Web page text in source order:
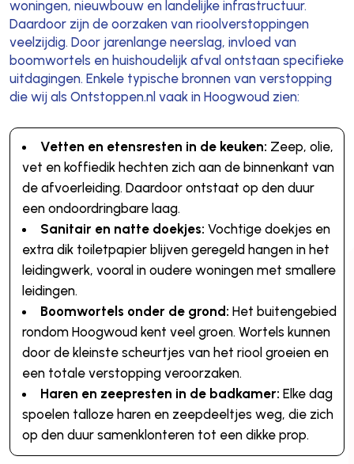
woningen, nieuwbouw en landelijke infrastructuur.
Daardoor zijn de oorzaken van rioolverstoppingen
veelzijdig. Door jarenlange neerslag, invloed van
boomwortels en huishoudelijk afval ontstaan specifieke
uitdagingen. Enkele typische bronnen van verstopping
die wij als Ontstoppen.nl vaak in Hoogwoud zien:
Vetten en etensresten in de keuken: Zeep, olie,
vet en koffiedik hechten zich aan de binnenkant van
de afvoerleiding. Daardoor ontstaat op den duur
een ondoordringbare laag.
Sanitair en natte doekjes: Vochtige doekjes en
extra dik toiletpapier blijven geregeld hangen in het
leidingwerk, vooral in oudere woningen met smallere
leidingen.
Boomwortels onder de grond: Het buitengebied
rondom Hoogwoud kent veel groen. Wortels kunnen
door de kleinste scheurtjes van het riool groeien en
een totale verstopping veroorzaken.
Haren en zeepresten in de badkamer: Elke dag
spoelen talloze haren en zeepdeeltjes weg, die zich
op den duur samenklonteren tot een dikke prop.